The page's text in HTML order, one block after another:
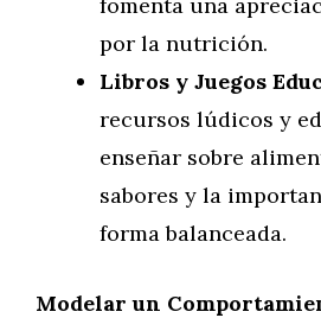
por la nutrición.
Libros y Juegos
recursos lúdicos y
enseñar sobre
sabores y la
forma balanceada.
Modelar un